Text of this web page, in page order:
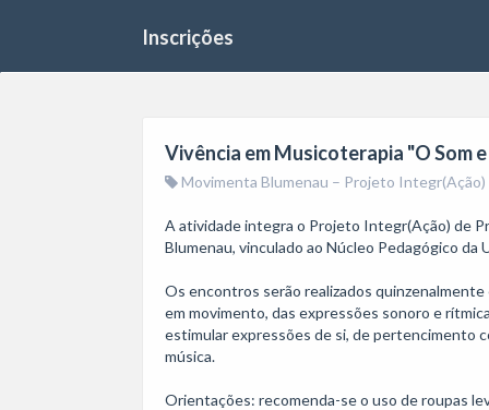
Inscrições
Vivência em Musicoterapia "O Som e
Movimenta Blumenau – Projeto
A atividade integra o Projeto Integr(Ação) de
Blumenau, vinculado ao Núcleo Pedagógico da
Os encontros serão realizados
em movimento, das expressões sonoro e
estimular expressões de si, de pertencimento
música.
Orientações: recomenda-se o uso de roupas